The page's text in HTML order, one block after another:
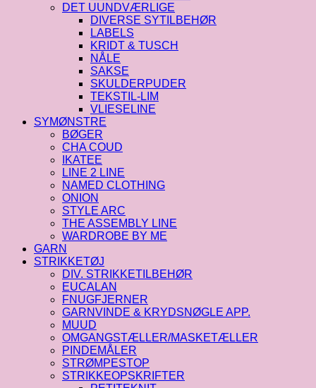
DET UUNDVÆRLIGE
DIVERSE SYTILBEHØR
LABELS
KRIDT & TUSCH
NÅLE
SAKSE
SKULDERPUDER
TEKSTIL-LIM
VLIESELINE
SYMØNSTRE
BØGER
CHA COUD
IKATEE
LINE 2 LINE
NAMED CLOTHING
ONION
STYLE ARC
THE ASSEMBLY LINE
WARDROBE BY ME
GARN
STRIKKETØJ
DIV. STRIKKETILBEHØR
EUCALAN
FNUGFJERNER
GARNVINDE & KRYDSNØGLE APP.
MUUD
OMGANGSTÆLLER/MASKETÆLLER
PINDEMÅLER
STRØMPESTOP
STRIKKEOPSKRIFTER